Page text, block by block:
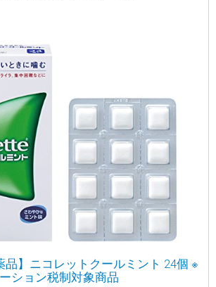
品】ニコレットクールミント 24個 ※
ション税制対象商品